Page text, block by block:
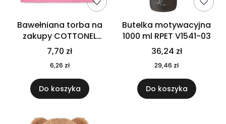
Bawełniana torba na
zakupy COTTONEL
COLOUR++ MO9846-11
7,70 zł
6,26 zł
Do koszyka
Butelka motywacyjna
1000 ml RPET V1541-03
36,24 zł
29,46 zł
Do koszyka